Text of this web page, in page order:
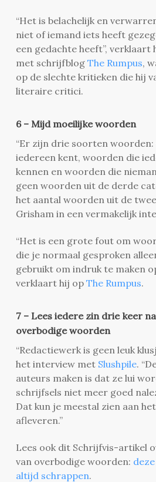
“Het is belachelijk en
niet of iemand iets heeft
een gedachte heeft”,
met schrijfblog The Rumpus,
op de slechte kritieken die hij
literaire critici.
6 – Mijd moeilijke woorden
“Er zijn drie soorten
iedereen kent, woorden die
kennen en woorden die
geen woorden uit de derde
het aantal woorden uit de
Grisham in een vermakelijk
“Het is een grote fout om
die je normaal gesproken
gebruikt om indruk te maken
verklaart hij op The Rumpus.
7 – Lees iedere zin drie keer
overbodige woorden
“Redactiewerk is geen leuk
het interview met Slushpile.
auteurs maken is dat ze lui
schrijfsels niet meer goed
Dat kun je meestal zien aan
afleveren.”
Lees ook dit Schrijfvis-artikel
van overbodige woorden:
altijd schrappen.